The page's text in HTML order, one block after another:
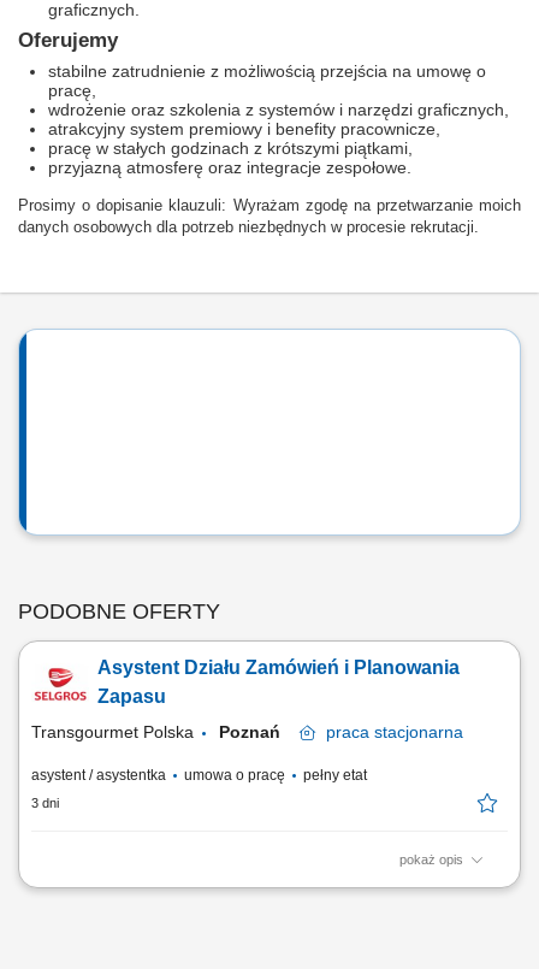
graficznych.
Oferujemy
stabilne zatrudnienie z możliwością przejścia na umowę o
pracę,
wdrożenie oraz szkolenia z systemów i narzędzi graficznych,
atrakcyjny system premiowy i benefity pracownicze,
pracę w stałych godzinach z krótszymi piątkami,
przyjazną atmosferę oraz integracje zespołowe.
Prosimy o dopisanie klauzuli: Wyrażam zgodę na przetwarzanie moich
danych osobowych dla potrzeb niezbędnych w procesie rekrutacji.
PODOBNE OFERTY
Asystent Działu Zamówień i Planowania
Zapasu
Transgourmet Polska Poznań praca stacjonarna
asystent / asystentka umowa o pracę pełny etat
3 dni
pokaż opis
Twój zakres obowiązków: współpraca z dostawcami i innymi działami w